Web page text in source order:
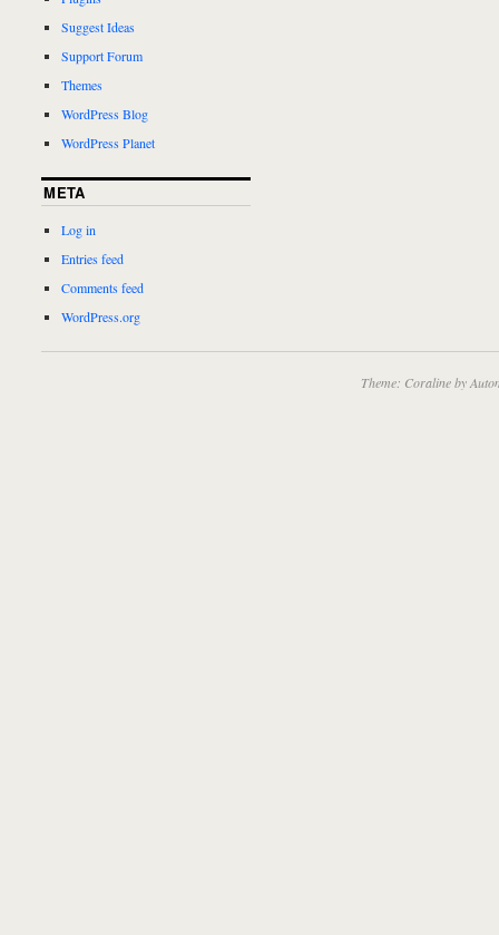
Suggest Ideas
Support Forum
Themes
WordPress Blog
WordPress Planet
META
Log in
Entries feed
Comments feed
WordPress.org
Theme: Coraline by